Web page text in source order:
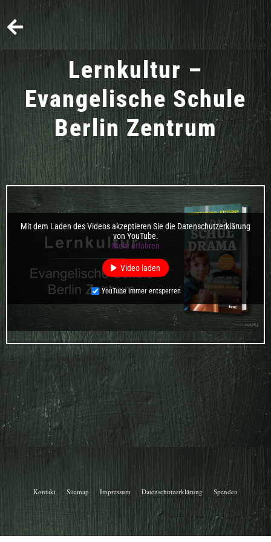
Lernkultur –
Evangelische Schule
Berlin Zentrum
Mit dem Laden des Videos akzeptieren Sie die Datenschutzerklärung
von YouTube.
Mehr erfahren
Video laden
YouTube immer entsperren
Kontakt Sitemap Impressum Datenschutzerklärung Spenden